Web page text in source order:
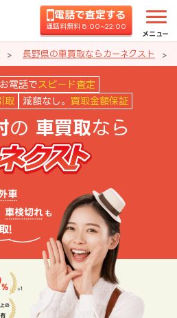
電話で査定する
通話料無料 8:00~22:00
メニュー
長野県の車買取ならカーネクスト
買取ならカーネ
お電話で スピード査定
取 減額なし。 買取金額保証
の 車買取なら